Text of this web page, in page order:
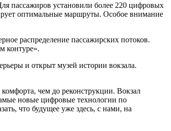
пассажиров установили более 220 цифровых
оптимальные маршруты. Особое внимание
распределение пассажирских потоков.
контуре».
и открыт музей истории вокзала.
чем до реконструкции. Вокзал
новые цифровые технологии по
что будущее уже здесь, с нами, на